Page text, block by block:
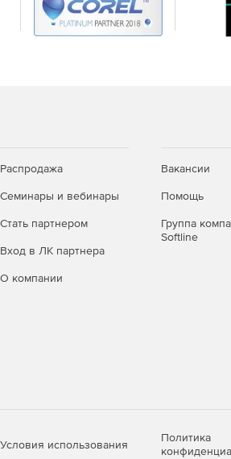
Server и технологией
могут
докладами и
Распродажа
Семинары и вебинары
Стать партнером
Вход в ЛК партнера
О компании
Вакансии
Помощь
Группа
Softline
Условия использования
Политика